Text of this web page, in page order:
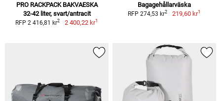
PRO RACKPACK BAKVAESKA
32-42 liter, svart/antracit
RFP 2 416,81 kr2 2 400,22 kr1
Bagagehållarväska
RFP 274,53 kr2 219,60 kr1